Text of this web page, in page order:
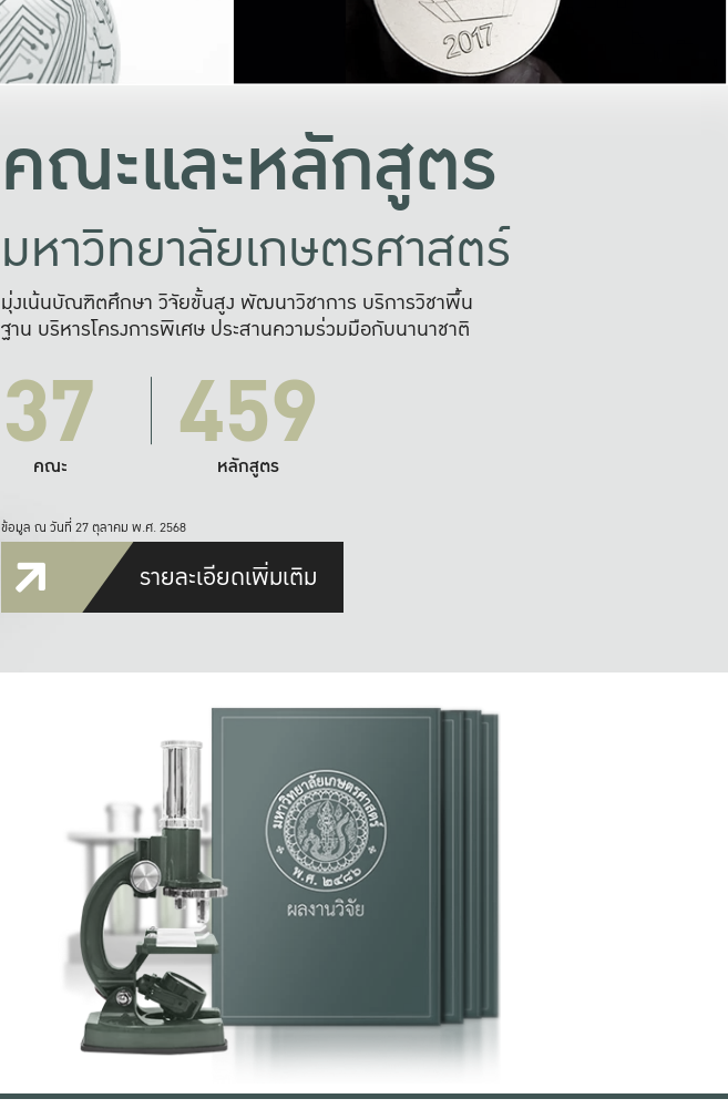
คณะและหลักสูตร
มหาวิทยาลัยเกษตรศาสตร์
มุ่งเน้นบัณฑิตศึกษา วิจัยขั้นสูง พัฒนาวิชาการ บริการวิชาพื้น
ฐาน บริหารโครงการพิเศษ ประสานความร่วมมือกับนานาชาติ
37
คณะ 459
หลักสูตร
ข้อมูล ณ วันที่ 27 ตุลาคม พ.ศ. 2568
รายละเอียดเพิ่มเติม